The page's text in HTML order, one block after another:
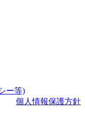
ー等)
個人情報保護方針